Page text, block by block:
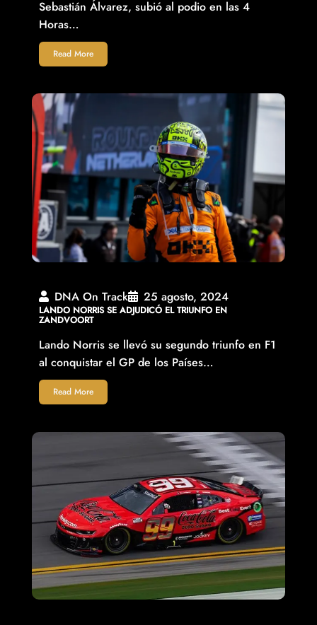
Sebastián Álvarez, subió al podio en las 4
Horas…
Read More
DNA On Track 25 agosto, 2024
LANDO NORRIS SE ADJUDICÓ EL TRIUNFO EN
ZANDVOORT
Lando Norris se llevó su segundo triunfo en F1
al conquistar el GP de los Países…
Read More